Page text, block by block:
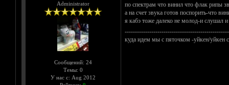
Administrator
Сообщений: 24
Темы: 0
У нас с: Aug 2012
по спектрам что винил что флак рипы
а на счет звука готов поспорить-что
я кабэ тоже далеко не молод-и слушал
куда идем мы с пяточком -уйкен/уйкен